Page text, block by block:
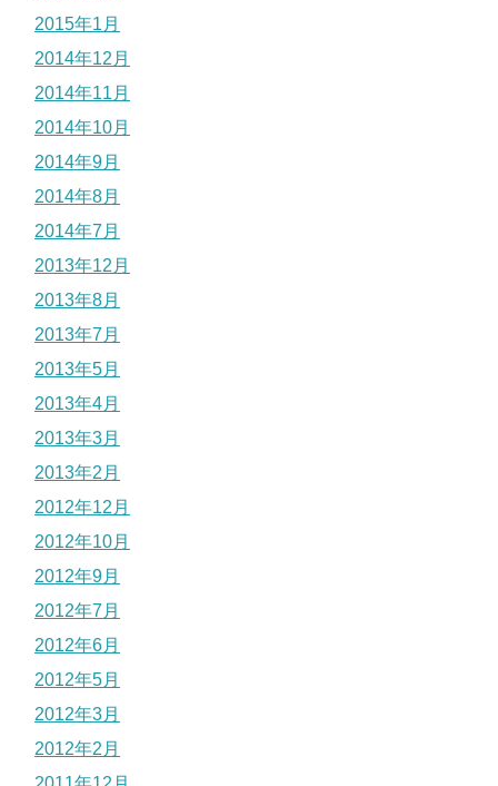
2015年1月
2014年12月
2014年11月
2014年10月
2014年9月
2014年8月
2014年7月
2013年12月
2013年8月
2013年7月
2013年5月
2013年4月
2013年3月
2013年2月
2012年12月
2012年10月
2012年9月
2012年7月
2012年6月
2012年5月
2012年3月
2012年2月